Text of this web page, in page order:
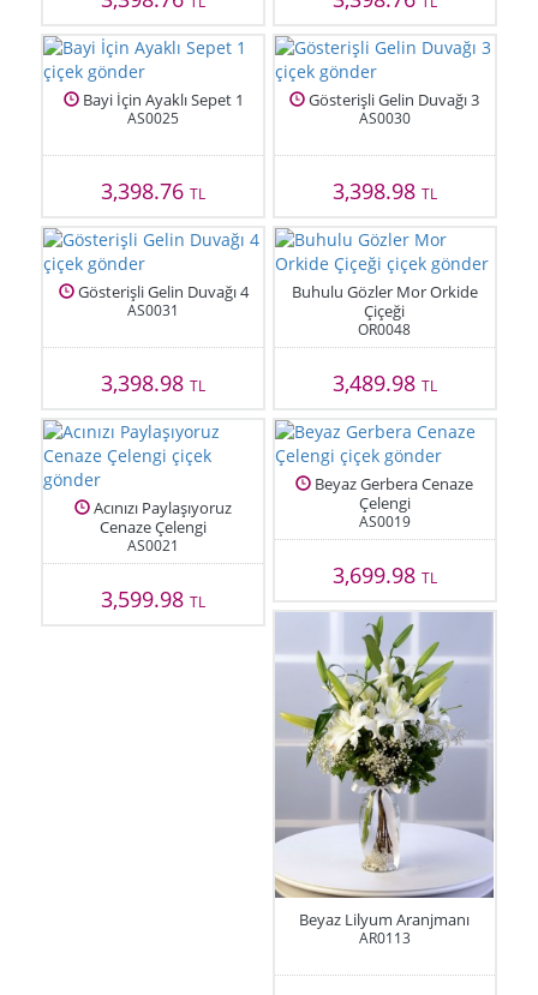
Bayi İçin Ayaklı Sepet 1
AS0025
3,398.76TL
Gösterişli Gelin Duvağı 3
AS0030
3,398.98 TL
Gösterişli Gelin Duvağı 4
AS0031
3,398.98TL
Buhulu Gözler Mor Orkide
Çiçeği
OR0048
3,489.98 TL
Acınızı Paylaşıyoruz
Cenaze Çelengi
AS0021
3,599.98TL
Beyaz Gerbera Cenaze
Çelengi
AS0019
3,699.98 TL
Beyaz Lilyum Aranjmanı
AR0113